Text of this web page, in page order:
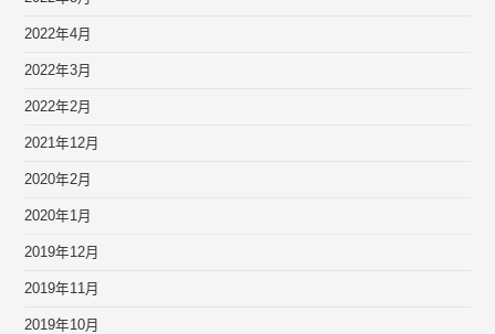
2022年4月
2022年3月
2022年2月
2021年12月
2020年2月
2020年1月
2019年12月
2019年11月
2019年10月